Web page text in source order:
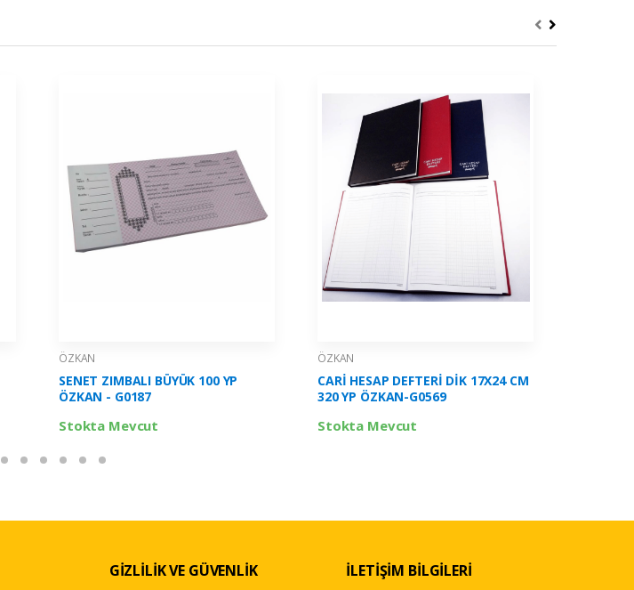
ÖZKAN
SENET ZIMBALI BÜYÜK 100 YP
ÖZKAN - G0187
Stokta Mevcut
ÖZKAN
CARİ HESAP DEFTERİ DİK 17X24 CM
320 YP ÖZKAN-G0569
Stokta Mevcut
GİZLİLİK VE GÜVENLİK İLETİŞİM BİLGİLERİ